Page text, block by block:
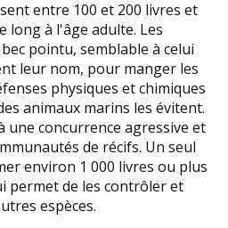
entre 100 et 200 livres et
long à l'âge adulte. Les
pointu, semblable à celui
leur nom, pour manger les
physiques et chimiques
animaux marins les évitent.
une concurrence agressive et
de récifs. Un seul
environ 1 000 livres ou plus
permet de les contrôler et
espèces.